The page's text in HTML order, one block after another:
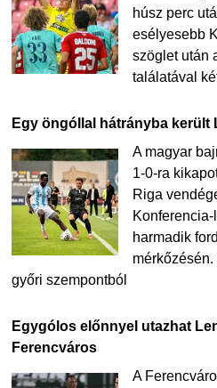
húsz perc
esélyesebb
szöglet után
találatával
Egy öngóllal hátrányba került
A magyar
1-0-ra
Riga
harmadik
győri szempontból
Egygólos előnnyel utazhat
Ferencváros
A